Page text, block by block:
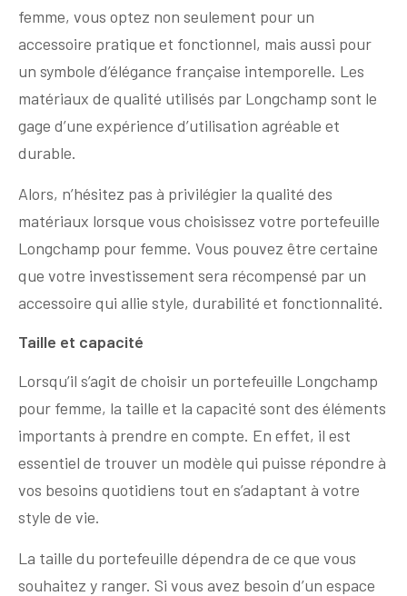
femme, vous optez non seulement pour un
accessoire pratique et fonctionnel, mais aussi pour
un symbole d’élégance française intemporelle. Les
matériaux de qualité utilisés par Longchamp sont le
gage d’une expérience d’utilisation agréable et
durable.
Alors, n’hésitez pas à privilégier la qualité des
matériaux lorsque vous choisissez votre portefeuille
Longchamp pour femme. Vous pouvez être certaine
que votre investissement sera récompensé par un
accessoire qui allie style, durabilité et fonctionnalité.
Taille et capacité
Lorsqu’il s’agit de choisir un portefeuille Longchamp
pour femme, la taille et la capacité sont des éléments
importants à prendre en compte. En effet, il est
essentiel de trouver un modèle qui puisse répondre à
vos besoins quotidiens tout en s’adaptant à votre
style de vie.
La taille du portefeuille dépendra de ce que vous
souhaitez y ranger. Si vous avez besoin d’un espace